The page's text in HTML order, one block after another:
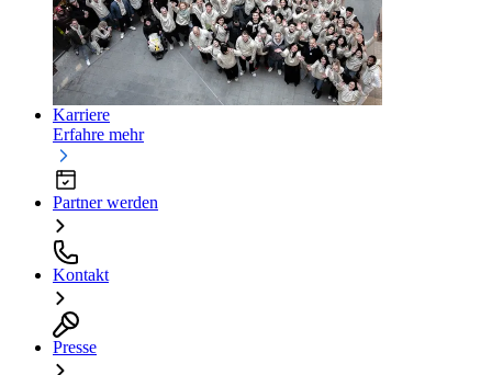
Karriere
Erfahre mehr
Partner werden
Kontakt
Presse